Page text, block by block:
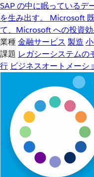
SAP の中に眠っているデ
を生み出す。
Microsoft
て、Microsoft への投資効
業種金融サービス 製造
課題 レガシーシステムの
行 ビジネスオートメーシ